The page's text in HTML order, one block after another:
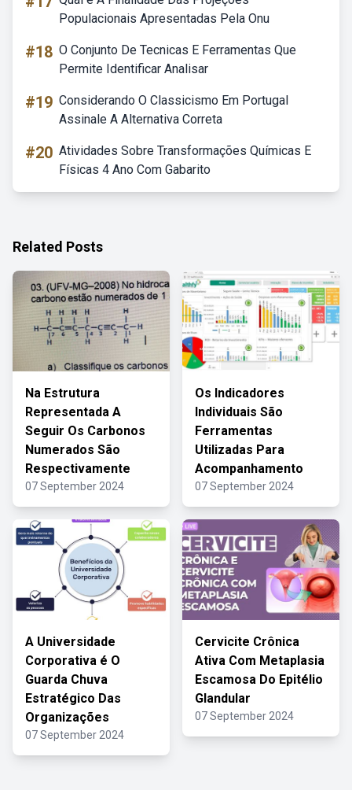
Populacionais Apresentadas Pela Onu
#18 O Conjunto De Tecnicas E Ferramentas Que
Permite Identificar Analisar
#19 Considerando O Classicismo Em Portugal
Assinale A Alternativa Correta
#20 Atividades Sobre Transformações Químicas E
Físicas 4 Ano Com Gabarito
Related Posts
Na Estrutura
Representada A
Seguir Os Carbonos
Numerados São
Respectivamente
07 September 2024
Os Indicadores
Individuais São
Ferramentas
Utilizadas Para
Acompanhamento
07 September 2024
A Universidade
Corporativa é O
Guarda Chuva
Estratégico Das
Organizações
07 September 2024
Cervicite Crônica
Ativa Com Metaplasia
Escamosa Do Epitélio
Glandular
07 September 2024